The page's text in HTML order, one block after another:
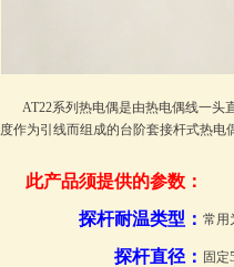
AT22系列热电偶是由热电偶线一头
度作为引线而组成的台阶套接杆式热电
此产品须提供的参数：
探杆耐温类型：常用
探杆直径： 固定